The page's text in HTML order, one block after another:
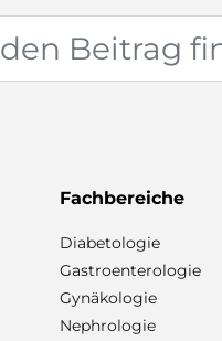
Fachbereiche
Diabetologie
Gastroenterologie
Gynäkologie
Nephrologie